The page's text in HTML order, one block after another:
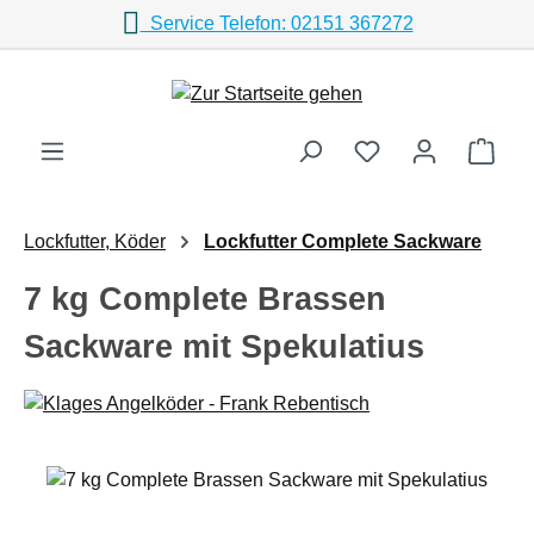
Zum Hauptinhalt springenService Telefon: 02151 367272
Lockfutter, Köder Lockfutter Complete Sackware
7 kg Complete Brassen
Sackware mit Spekulatius
Bildergalerie überspringen